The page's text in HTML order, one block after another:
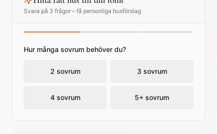
Svara på 3 frågor – få personliga husförslag
Hur många sovrum behöver du?
2 sovrum 3 sovrum
4 sovrum 5+ sovrum